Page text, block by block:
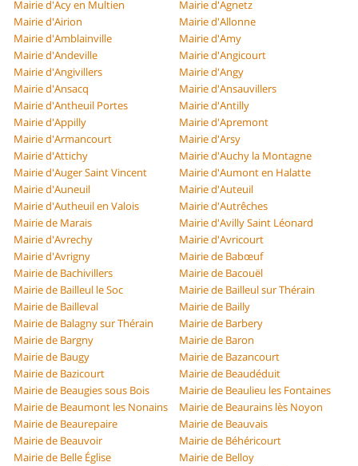
Mairie d'Acy en Multien
Mairie d'Agnetz
Mairie d'Airion
Mairie d'Allonne
Mairie d'Amblainville
Mairie d'Amy
Mairie d'Andeville
Mairie d'Angicourt
Mairie d'Angivillers
Mairie d'Angy
Mairie d'Ansacq
Mairie d'Ansauvillers
Mairie d'Antheuil Portes
Mairie d'Antilly
Mairie d'Appilly
Mairie d'Apremont
Mairie d'Armancourt
Mairie d'Arsy
Mairie d'Attichy
Mairie d'Auchy la Montagne
Mairie d'Auger Saint Vincent
Mairie d'Aumont en Halatte
Mairie d'Auneuil
Mairie d'Auteuil
Mairie d'Autheuil en Valois
Mairie d'Autrêches
Mairie de Marais
Mairie d'Avilly Saint Léonard
Mairie d'Avrechy
Mairie d'Avricourt
Mairie d'Avrigny
Mairie de Babœuf
Mairie de Bachivillers
Mairie de Bacouël
Mairie de Bailleul le Soc
Mairie de Bailleul sur Thérain
Mairie de Bailleval
Mairie de Bailly
Mairie de Balagny sur Thérain
Mairie de Barbery
Mairie de Bargny
Mairie de Baron
Mairie de Baugy
Mairie de Bazancourt
Mairie de Bazicourt
Mairie de Beaudéduit
Mairie de Beaugies sous Bois
Mairie de Beaulieu les Fontaines
Mairie de Beaumont les Nonains
Mairie de Beaurains lès Noyon
Mairie de Beaurepaire
Mairie de Beauvais
Mairie de Beauvoir
Mairie de Béhéricourt
Mairie de Belle Église
Mairie de Belloy